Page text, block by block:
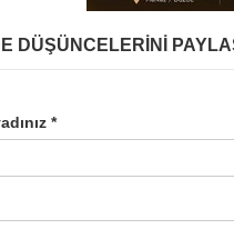
DÜŞÜNCELERİNİ
*